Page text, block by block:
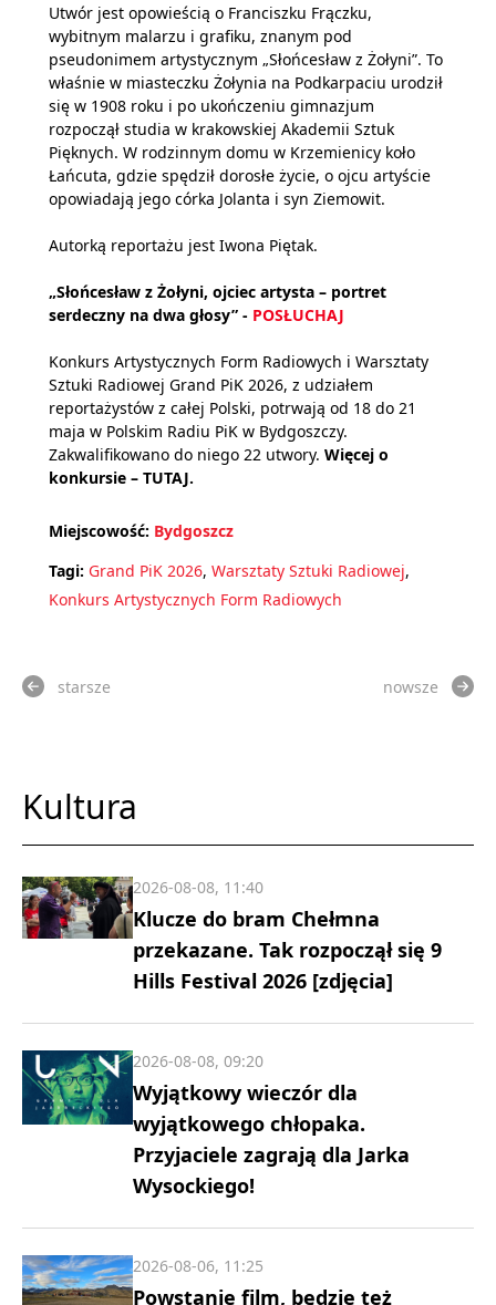
Utwór jest opowieścią o Franciszku Frączku,
wybitnym malarzu i grafiku, znanym pod
pseudonimem artystycznym „Słońcesław z Żołyni”. To
właśnie w miasteczku Żołynia na Podkarpaciu urodził
się w 1908 roku i po ukończeniu gimnazjum
rozpoczął studia w krakowskiej Akademii Sztuk
Pięknych. W rodzinnym domu w Krzemienicy koło
Łańcuta, gdzie spędził dorosłe życie, o ojcu artyście
opowiadają jego córka Jolanta i syn Ziemowit.
Autorką reportażu jest Iwona Piętak.
„Słońcesław z Żołyni, ojciec artysta – portret
serdeczny na dwa głosy” - POSŁUCHAJ
Konkurs Artystycznych Form Radiowych i Warsztaty
Sztuki Radiowej Grand PiK 2026, z udziałem
reportażystów z całej Polski, potrwają od 18 do 21
maja w Polskim Radiu PiK w Bydgoszczy.
Zakwalifikowano do niego 22 utwory. Więcej o
konkursie – TUTAJ.
Miejscowość: Bydgoszcz
Tagi: Grand PiK 2026, Warsztaty Sztuki Radiowej,
Konkurs Artystycznych Form Radiowych
starsze nowsze
Kultura
Klucze do bram Chełmna
przekazane. Tak rozpoczął się 9
Hills Festival 2026 [zdjęcia]
2026-08-08, 11:40
Wyjątkowy wieczór dla
wyjątkowego chłopaka.
Przyjaciele zagrają dla Jarka
Wysockiego!
2026-08-08, 09:20
Powstanie film, będzie też
2026-08-06, 11:25